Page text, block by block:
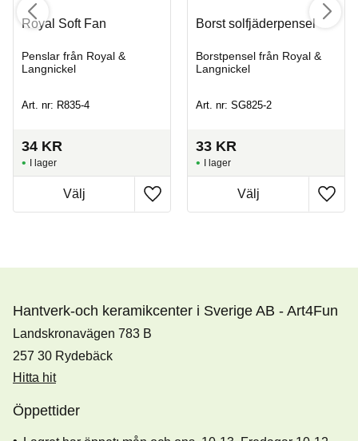
Royal Soft Fan
Penslar från Royal &
Langnickel
Art. nr: R835-4
34 KR
I lager
Borst solfjäderpensel
Borstpensel från Royal &
Langnickel
Art. nr: SG825-2
33 KR
I lager
Hantverk-och keramikcenter i Sverige AB - Art4Fun
Landskronavägen 783 B
257 30 Rydebäck
Hitta hit
Öppettider